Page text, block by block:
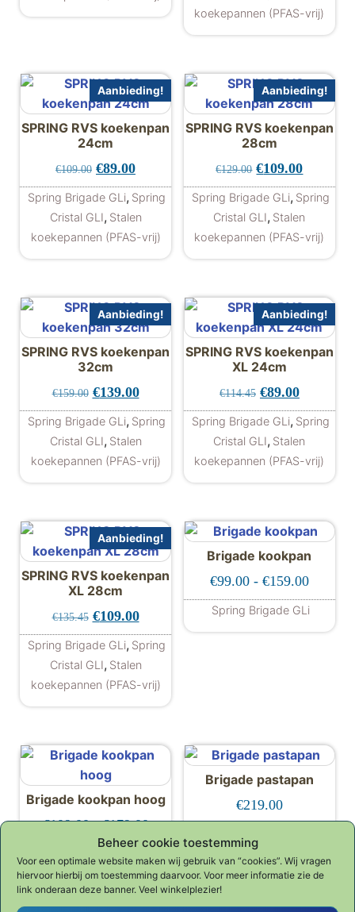
Beheer cookie toestemming
Voor een optimale website maken wij gebruik van “cookies”. Wij vragen
hiervoor hierbij om toestemming daarvoor. Voor meer informatie zie de
link onderaan deze banner. Veel winkelplezier!
koekepannen (PFAS-vrij)
Aanbieding!
SPRING RVS koekenpan
24cm
€109.00 Oorspronkelijke prijs was: €109.00.
€89.00Huidige prijs is: €89.00.
Spring Brigade GLi, Spring
Cristal GLI, Stalen
koekepannen (PFAS-vrij)
Aanbieding!
SPRING RVS koekenpan
28cm
€129.00 Oorspronkelijke
€109.00Huidige
Spring Brigade GLi, Spring
Cristal GLI, Stalen
koekepannen (PFAS-vrij)
Aanbieding!
SPRING RVS koekenpan
32cm
€159.00 Oorspronkelijke prijs was: €159.00.
€139.00Huidige prijs is: €139.00.
Spring Brigade GLi, Spring
Cristal GLI, Stalen
koekepannen (PFAS-vrij)
Aanbieding!
SPRING RVS koekenpan
XL 24cm
€114.45 €89.00Huidige
Spring Brigade GLi, Spring
Cristal GLI, Stalen
koekepannen (PFAS-vrij)
Aanbieding!
SPRING RVS koekenpan
XL 28cm
€135.45 Oorspronkelijke prijs was: €135.45.
€109.00Huidige prijs is: €109.00.
Spring Brigade GLi, Spring
Cristal GLI, Stalen
koekepannen (PFAS-vrij)
Brigade kookpan
€99.00 - €159.00
Spring Brigade GLi
Dit product
Brigade kookpan hoog
€109.00 - €179.00Prijsklasse: €109.00 tot €179.00
Dit product heeft meerdere variaties.
Brigade pastapan
€219.00